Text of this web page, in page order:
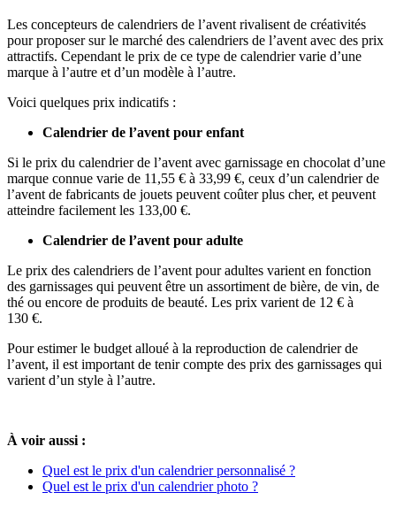
Les concepteurs de calendriers de l’avent rivalisent de créativités
pour proposer sur le marché des calendriers de l’avent avec des prix
attractifs. Cependant le prix de ce type de calendrier varie d’une
marque à l’autre et d’un modèle à l’autre.
Voici quelques prix indicatifs :
Calendrier de l’avent pour enfant
Si le prix du calendrier de l’avent avec garnissage en chocolat d’une
marque connue varie de 11,55 € à 33,99 €, ceux d’un calendrier de
l’avent de fabricants de jouets peuvent coûter plus cher, et peuvent
atteindre facilement les 133,00 €.
Calendrier de l’avent pour adulte
Le prix des calendriers de l’avent pour adultes varient en fonction
des garnissages qui peuvent être un assortiment de bière, de vin, de
thé ou encore de produits de beauté. Les prix varient de 12 € à
130 €.
Pour estimer le budget alloué à la reproduction de calendrier de
l’avent, il est important de tenir compte des prix des garnissages qui
varient d’un style à l’autre.
À voir aussi :
Quel est le prix d'un calendrier personnalisé ?
Quel est le prix d'un calendrier photo ?